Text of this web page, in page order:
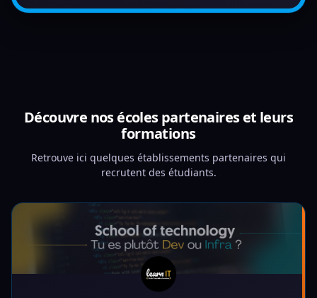
Découvre nos écoles partenaires et leurs
formations
Retrouve ici quelques établissements partenaires qui
recrutent des étudiants.